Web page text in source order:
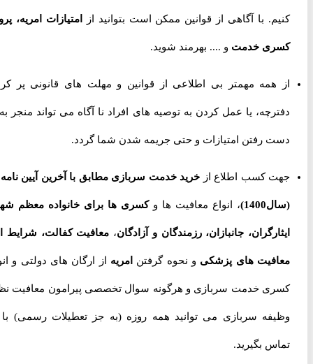
کنیم. با آگاهی از قوانین ممکن است بتوانید ازامتیازات امریه، پروژه
کسری خدمتو .... بهرمند شوید.
از همه مهمتر بی اطلاعی از قوانین و مهلت های قانونی پر کردن
دفترچه، یا عمل کردن به توصیه های افراد نا آگاه می تواند منجر به از
دست رفتن امتیازات و حتی جریمه شدن شما گردد.
جهت کسب اطلاع ازخرید خدمت سربازی مطابق با آخرین آیین نامه ها
(سال1400) ، انواع معافیت ها و کسری ها برای خانواده معظم شهدا،
ایثارگران، جانبازان، رزمندگان و آزادگان،معافیت کفالت، شرایط اخذ
معافیت های پزشکیو نحوه گرفتن امریهاز ارگان های دولتی و انواع
کسری خدمت سربازی و هرگونه سوال تخصصی پیرامون معافیت نظام
وظیفه سربازی می توانید همه روزه (به جز تعطیلات رسمی) با ما
تماس بگیرید.